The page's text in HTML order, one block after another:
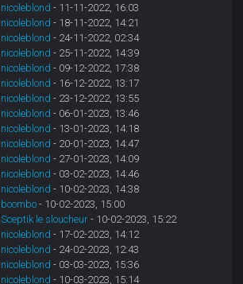
nicoleblond - 11-11-2022, 16:03
nicoleblond - 18-11-2022, 14:21
nicoleblond - 24-11-2022, 02:34
nicoleblond - 25-11-2022, 14:39
nicoleblond - 09-12-2022, 17:38
nicoleblond - 16-12-2022, 13:17
nicoleblond - 23-12-2022, 13:55
nicoleblond - 06-01-2023, 13:46
nicoleblond - 13-01-2023, 14:18
nicoleblond - 20-01-2023, 14:47
nicoleblond - 27-01-2023, 14:09
nicoleblond - 03-02-2023, 14:46
nicoleblond - 10-02-2023, 14:38
boombo - 10-02-2023, 15:00
Sceptik le sloucheur - 10-02-2023, 15:22
nicoleblond - 17-02-2023, 14:12
nicoleblond - 24-02-2023, 12:43
nicoleblond - 03-03-2023, 15:36
nicoleblond - 10-03-2023, 15:14